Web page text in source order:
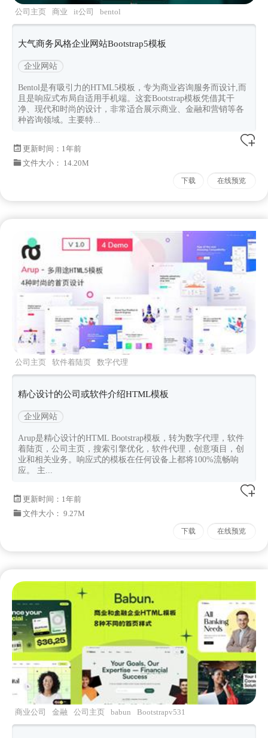
公司主页 商业 it公司 bentol
大气商务风格企业网站Bootstrap5模板
企业网站
Bentol是有吸引力的HTML5模板，专为商业咨询服务而设计,而
且是响应式布局自适用手机端。这套Bootstrap模板凭借其干
净、现代和时尚的设计，非常适合展示商业、金融和营销等各
种咨询领域。主要特...
更新时间： 1年前
文件大小： 14.20M
下载 在线预览
公司主页 软件着陆页
数字代理
精心设计的公司或软件介绍HTML模板
企业网站
Arup是精心设计的HTML Bootstrap模板，转为数字代理，软件
着陆页，公司主页，搜索引擎优化，软件代理，创意项目，创
业和相关业务。响应式的模板在任何设备上都将100%流畅响
应。 主...
更新时间： 1年前
文件大小： 9.27M
下载 在线预览
商业公司 金融 公司主页 babun Bootstrapv531